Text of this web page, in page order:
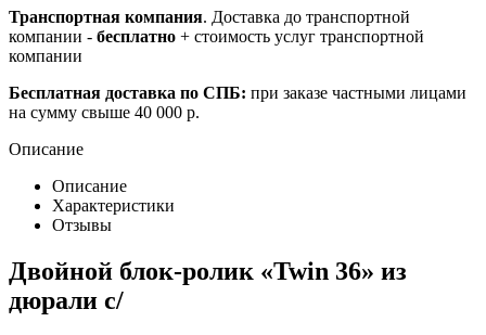
Транспортная компания. Доставка до транспортной
компании - бесплатно + стоимость услуг транспортной
компании
Бесплатная доставка по СПБ: при заказе частными лицами
на сумму свыше 40 000 р.
Описание
Описание
Характеристики
Отзывы
Двойной блок-ролик «Twin 36» из
дюрали с/